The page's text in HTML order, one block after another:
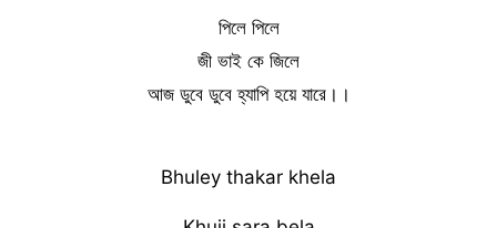
পিলে পিলে
জী ভাই কে জিলে
আজ ডুবে ডুবে হ্যাপি হয়ে যারে।।
Bhuley thakar khela